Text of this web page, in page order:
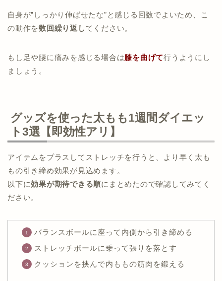
自身が”しっかり伸ばせたな”と感じる回数でよいため、こ
の動作を数回繰り返してください。
もし足や腰に痛みを感じる場合は膝を曲げて行うようにし
ましょう。
グッズを使った太もも1週間ダイエッ
ト3選【即効性アリ】
アイテムをプラスしてストレッチを行うと、より早く太も
もの引き締め効果が見込めます。
以下に効果が期待できる順にまとめたので確認してみてく
ださい。
バランスボールに座って内側から引き締める
ストレッチポールに乗って張りを落とす
クッションを挟んで内ももの筋肉を鍛える